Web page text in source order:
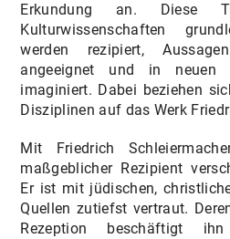
Erkundung an.
Kulturwissenschaften
werden rezipiert,
angeeignet und in neuen
imaginiert. Dabei beziehen
Disziplinen auf das Werk
Mit Friedrich
maßgeblicher Rezipient
Er ist mit jüdischen,
Quellen zutiefst vertraut.
Rezeption beschäftigt